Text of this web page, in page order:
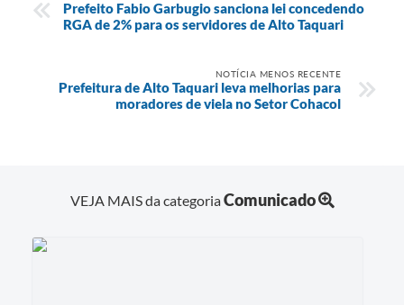
Prefeito Fabio Garbugio sanciona lei concedendo
RGA de 2% para os servidores de Alto Taquari
NOTÍCIA MENOS RECENTE
Prefeitura de Alto Taquari leva melhorias para
moradores de viela no Setor Cohacol
VEJA MAIS da categoriaComunicado